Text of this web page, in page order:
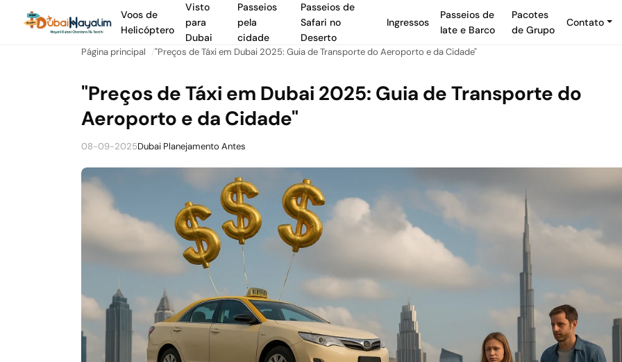
Voos de
Helicóptero
Visto
para
Dubai
Passeios
pela
cidade
Passeios de
Safari no
Deserto
Ingressos
Passeios de
Iate e Barco
Pacotes
de Grupo
Contato
Página principal "Preços de Táxi em Dubai 2025: Guia de Transporte do Aeroporto e da Cidade"
"Preços de Táxi em Dubai 2025: Guia de Transporte do
Aeroporto e da Cidade"
08-09-2025Dubai Planejamento Antes